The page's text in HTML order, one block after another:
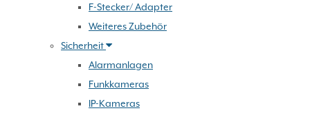
F-Stecker/ Adapter
Weiteres Zubehör
Sicherheit
Alarmanlagen
Funkkameras
IP-Kameras